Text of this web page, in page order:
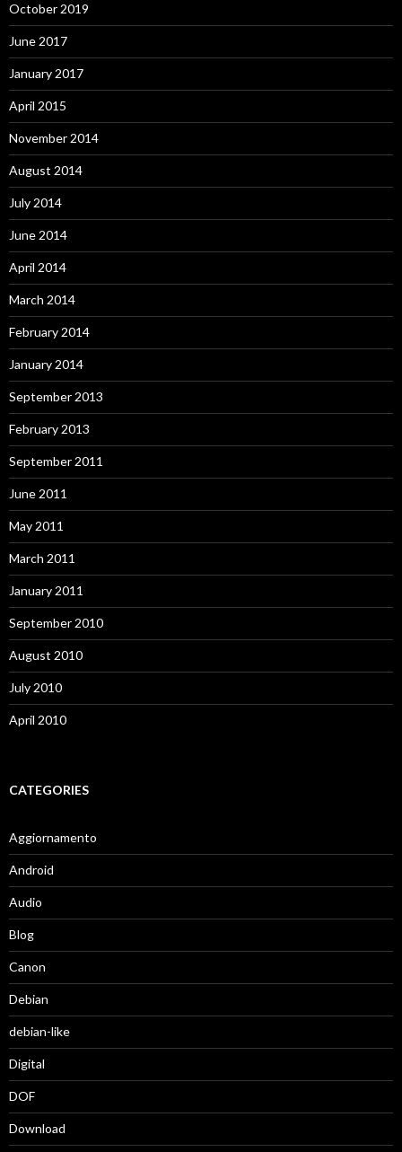
October 2019
June 2017
January 2017
April 2015
November 2014
August 2014
July 2014
June 2014
April 2014
March 2014
February 2014
January 2014
September 2013
February 2013
September 2011
June 2011
May 2011
March 2011
January 2011
September 2010
August 2010
July 2010
April 2010
CATEGORIES
Aggiornamento
Android
Audio
Blog
Canon
Debian
debian-like
Digital
DOF
Download